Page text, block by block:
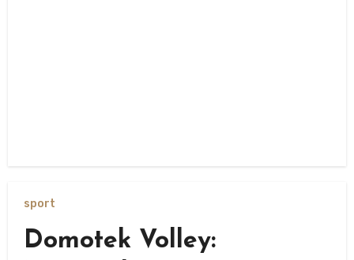
sport
Domotek Volley: